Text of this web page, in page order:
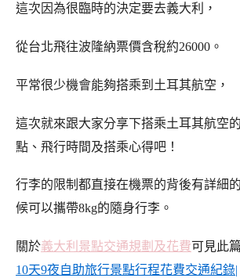
這次因為很臨時的決定要去義大利，
從台北飛往波隆納票價含稅約26000。
平常很少機會能夠搭乘到土耳其航空，
這次就來跟大家分享下搭乘土耳其航空
點、飛行時間及搭乘心得吧！
行李的限制都直接在機票的背後有詳細
候可以攜帶8kg的隨身行李。
關於義大利景點交通規劃及花費可見此篇
10天9夜自助旅行景點行程花費交通紀錄|